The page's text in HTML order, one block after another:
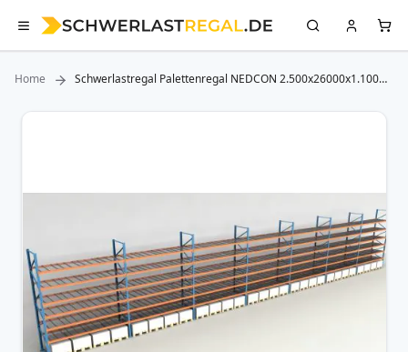
Home
Schwerlastregal Palettenregal NEDCON 2.500x26000x1.100
Zum